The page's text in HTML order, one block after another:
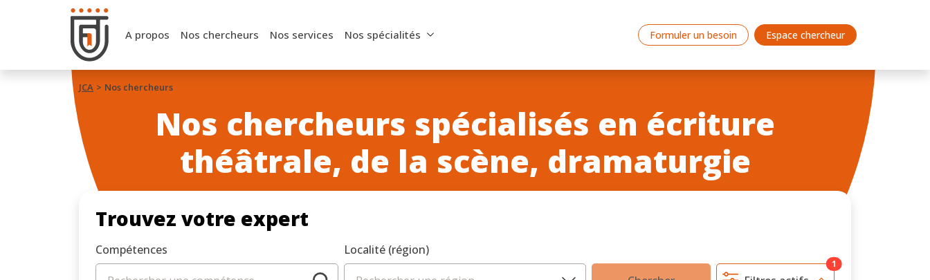
A propos Nos chercheurs Nos services Nos spécialités Formuler un besoin Espace chercheur
JCA Nos chercheurs
Nos chercheurs spécialisés en écriture
théâtrale, de la scène, dramaturgie
Trouvez votre expert
Compétences Localité (région)
1